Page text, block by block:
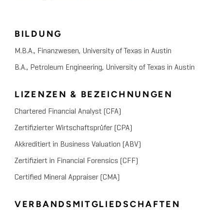
BILDUNG
M.B.A., Finanzwesen, University of Texas in Austin
B.A., Petroleum Engineering, University of Texas in Austin
LIZENZEN & BEZEICHNUNGEN
Chartered Financial Analyst (CFA)
Zertifizierter Wirtschaftsprüfer (CPA)
Akkreditiert in Business Valuation (ABV)
Zertifiziert in Financial Forensics (CFF)
Certified Mineral Appraiser (CMA)
VERBANDSMITGLIEDSCHAFTEN